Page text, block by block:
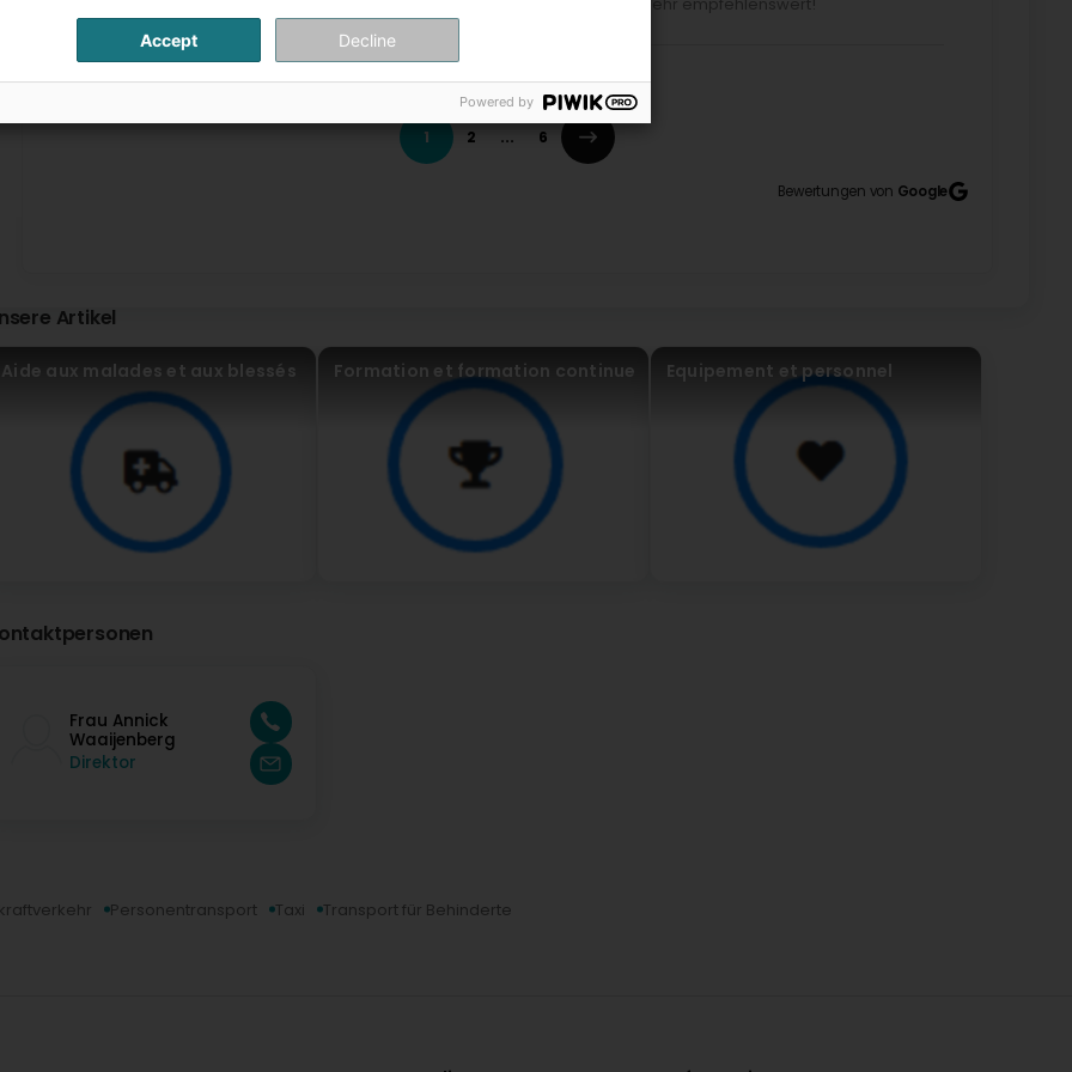
Yvette Petry
Sans commentaire (Translated by Google) No comment
Alain Kill
vor 1 Jahr(en)
1 2 ... 6
Bewertungen von Google
Artikel
Aide aux malades et aux blessés Formation et formation continue Equipement et personnel
Frau Annick
Waaijenberg
Direktor
Personentransport Taxi Transport für Behinderte
Accept Decline
Powered by